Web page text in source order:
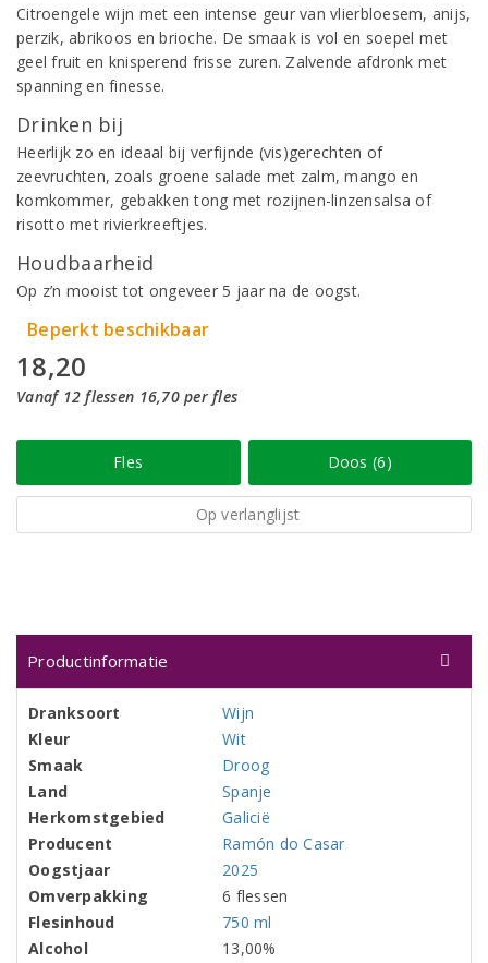
Citroengele wijn met een intense geur van vlierbloesem, anijs,
perzik, abrikoos en brioche. De smaak is vol en soepel met
geel fruit en knisperend frisse zuren. Zalvende afdronk met
spanning en finesse.
Drinken bij
Heerlijk zo en ideaal bij verfijnde (vis)gerechten of
zeevruchten, zoals groene salade met zalm, mango en
komkommer, gebakken tong met rozijnen-linzensalsa of
risotto met rivierkreeftjes.
Houdbaarheid
Op z’n mooist tot ongeveer 5 jaar na de oogst.
Beperkt beschikbaar
18,20
Vanaf 12 flessen 16,70 per fles
Fles Doos (6)
Op verlanglijst
Productinformatie
Dranksoort
Wijn
Kleur
Wit
Smaak
Droog
Land
Spanje
Herkomstgebied
Galicië
Producent
Ramón do Casar
Oogstjaar
2025
Omverpakking
6 flessen
Flesinhoud
750 ml
Alcohol
13,00%